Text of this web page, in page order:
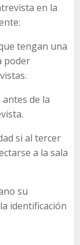
en la
tengan una
poder
de la
si al tercer
a la sala
su
identificación